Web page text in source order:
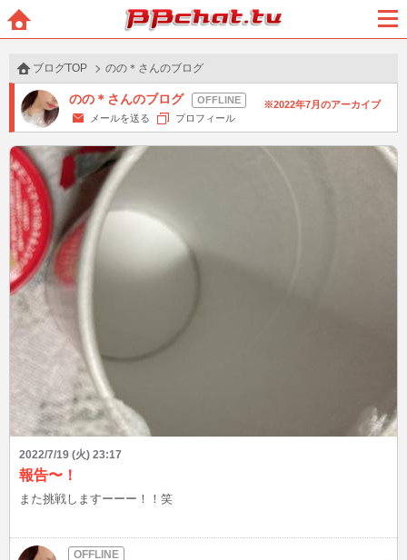
BBchatTV
ブログTOP のの＊さんのブログ
のの＊さんのブログ
2022年7月のアーカイブ
メールを送る
プロフィール
2022/7/19 (火) 23:17
報告〜！
また挑戦しますーーー！！笑